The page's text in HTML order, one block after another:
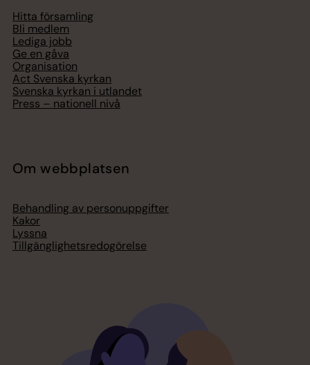
Hitta församling
Bli medlem
Lediga jobb
Ge en gåva
Organisation
Act Svenska kyrkan
Svenska kyrkan i utlandet
Press – nationell nivå
Om webbplatsen
Behandling av personuppgifter
Kakor
Lyssna
Tillgänglighetsredogörelse